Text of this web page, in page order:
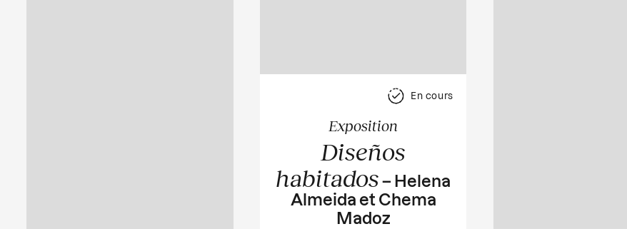
En cours
Exposition
Diseños
habitados – Helena
Almeida et Chema
Madoz